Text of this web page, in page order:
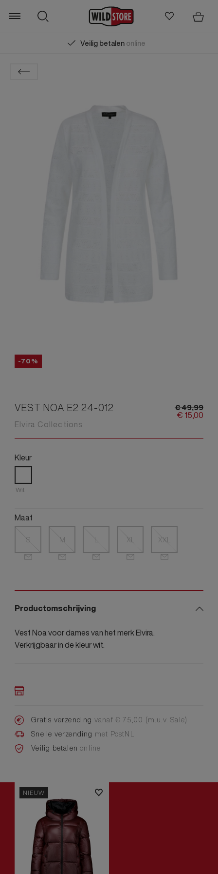
Veilig betalenonline
Zoeken
-70%
VEST NOA E2 24-012
Elvira Collections
€49,99
€ 15,00
Kleur
Wit
Maat
S M L XL XXL
Productomschrijving
Vest Noa voor dames van het merk Elvira.
Verkrijgbaar in de kleur wit.
Gratis verzending vanaf € 75,00 (m.u.v. Sale)
Snelle verzending met PostNL
Veilig betalenonline
NIEUW